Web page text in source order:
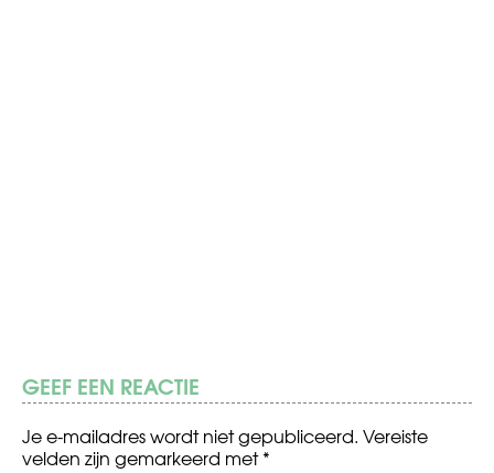
GEEF EEN REACTIE
Je e-mailadres wordt niet gepubliceerd. Vereiste
velden zijn gemarkeerd met*